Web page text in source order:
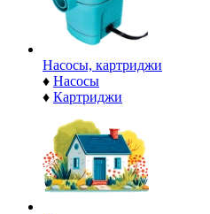
Насосы, картриджи
♦ Насосы
♦ Картриджи